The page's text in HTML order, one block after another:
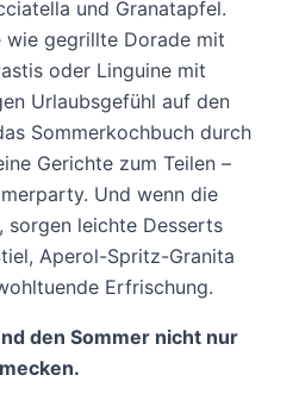
und Granatapfel.
wie gegrillte Dorade mit
oder Linguine mit
Urlaubsgefühl auf den
Sommerkochbuch durch
Gerichte zum Teilen –
Und wenn die
leichte Desserts
Aperol-Spritz-Granita
Erfrischung.
den Sommer nicht nur